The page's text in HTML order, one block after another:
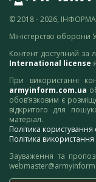
© 2018 - 2026,
Міністерство оборони
Контент доступний за
International license
При використанні
armyinform.com.ua
обов’язковим є
відкритого для
матеріал.
Політика
Політика
Зауваження та